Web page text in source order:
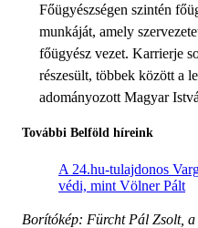
Főügyészségen szintén
munkáját, amely
főügyész vezet. Karrierje
részesült, többek között a
adományozott Magyar
További Belföld híreink
A 24.hu-tulajdonos
védi, mint Völner Pált
Borítókép: Fürcht Pál Zsolt,